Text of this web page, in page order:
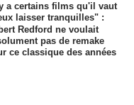
a certains films qu'il vaut
laisser tranquilles" :
Redford ne voulait
pas de remake
ce classique des années